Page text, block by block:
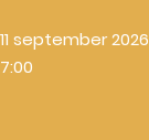
september 2026